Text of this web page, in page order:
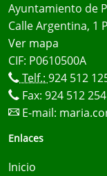
Ayuntamiento de
Calle Argentina, 1
Ver mapa
CIF: P0610500A
Telf.: 924 512
Fax: 924 512 254
E-mail:
Enlaces
Inicio